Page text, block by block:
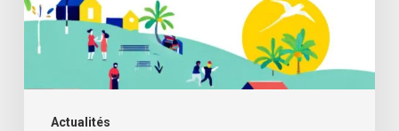
Actualités
2026